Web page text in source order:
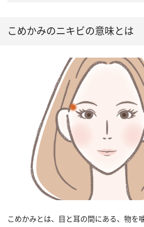
こめかみのニキビの意味とは
こめかみとは、目と耳の間にある、物を